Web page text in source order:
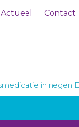
Actueel Contact
in negen